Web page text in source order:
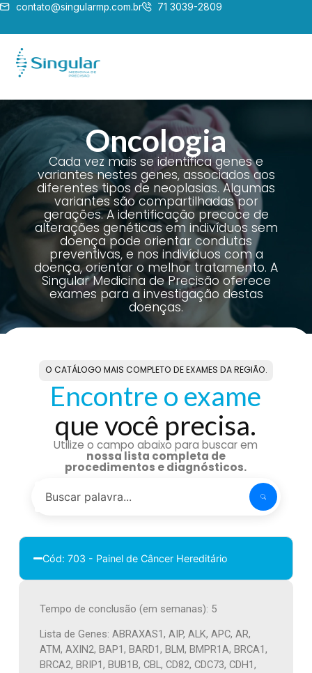
contato@singularmp.com.br 71 3039-2809
Oncologia
Cada vez mais se identifica genes e
variantes nestes genes, associados aos
diferentes tipos de neoplasias. Algumas
variantes são compartilhadas por
gerações. A identificação precoce de
alterações genéticas em indivíduos sem
doença pode orientar condutas
preventivas, e nos indivíduos com a
doença, orientar o melhor tratamento. A
Singular Medicina de Precisão oferece
exames para a investigação destas
doenças.
O CATÁLOGO MAIS COMPLETO DE EXAMES DA REGIÃO.
Encontre o exame
que você precisa.
Utilize o campo abaixo para buscar em
nossa lista completa de
procedimentos e diagnósticos.
Cód: 703 - Painel de Câncer Hereditário
Tempo de conclusão (em semanas): 5
Lista de Genes: ABRAXAS1, AIP, ALK, APC, AR,
ATM, AXIN2, BAP1, BARD1, BLM, BMPR1A, BRCA1,
BRCA2, BRIP1, BUB1B, CBL, CD82, CDC73, CDH1,